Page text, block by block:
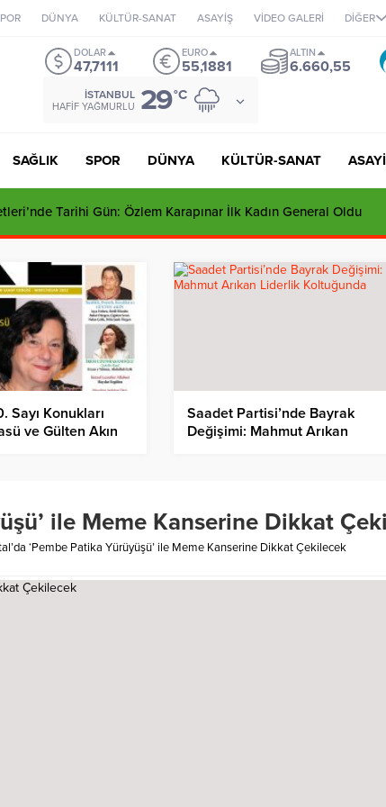
DÜNYA KÜLTÜR-SANAT ASAYİŞ VİDEO GALERİ DİĞER
DOLAR
47,7111
EURO
55,1881
ALTIN
6.660,55
İSTANBUL
HAFIF YAĞMURLU 29°C
SAĞLIK SPOR DÜNYA KÜLTÜR-SANAT
Tarihi Gün: Özlem Karapınar İlk Kadın General Oldu
Sayı Konukları
ve Gülten Akın
Saadet Partisi’nde Bayrak
Değişimi: Mahmut Arıkan
ile Meme Kanserine Dikkat
‘Pembe Patika Yürüyüşü’ ile Meme Kanserine Dikkat Çekilecek